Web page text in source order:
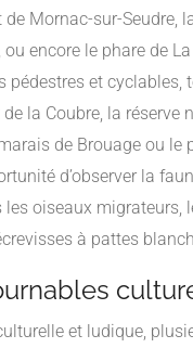
de Mornac-sur-Seudre,
ou encore le phare de
pédestres et cyclables,
la Coubre, la réserve
de Brouage ou le
d’observer la
les oiseaux migrateurs,
à pattes
et ludique,